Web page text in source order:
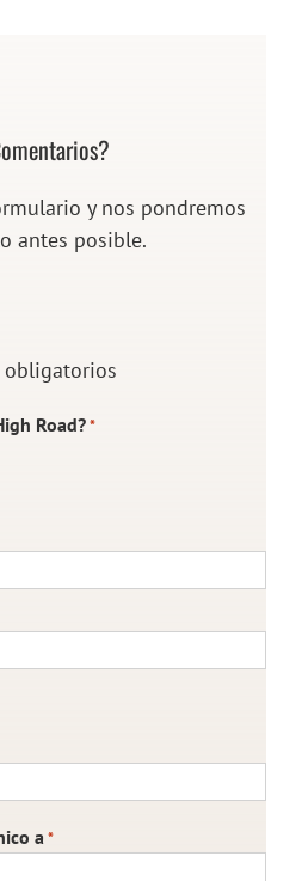
y nos pondremos
antes posible.
obligatorios
Road?*
a*